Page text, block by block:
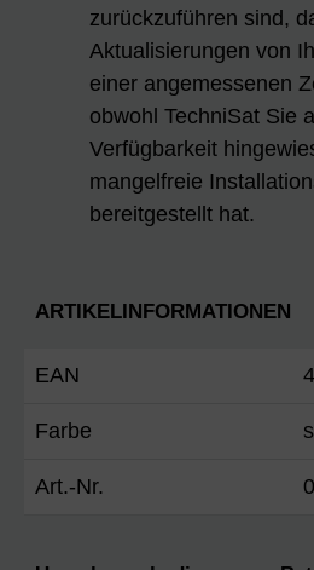
zurückzuführen sind,
Aktualisierungen von
einer angemessenen
obwohl TechniSat Sie
Verfügbarkeit
mangelfreie
bereitgestellt hat.
ARTIKELINFORMATIONEN
EAN
Farbe
Art.-Nr.